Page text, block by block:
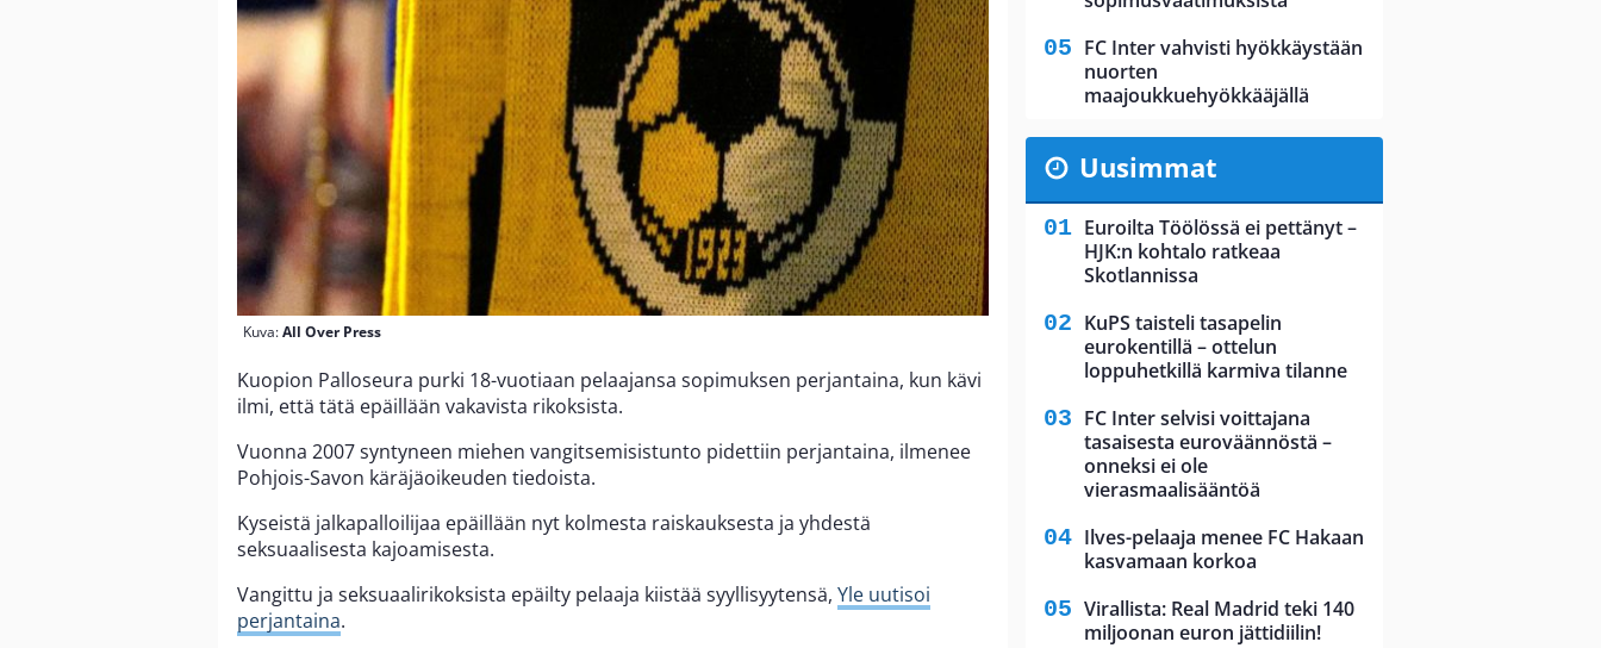
Kuva:All Over Press
Kuopion Palloseura purki 18-vuotiaan pelaajansa sopimuksen perjantaina, kun kävi
ilmi, että tätä epäillään vakavista rikoksista.
Vuonna 2007 syntyneen miehen vangitsemisistunto pidettiin perjantaina, ilmenee
Pohjois-Savon käräjäoikeuden tiedoista.
Kyseistä jalkapalloilijaa epäillään nyt kolmesta raiskauksesta ja yhdestä
seksuaalisesta kajoamisesta.
Vangittu ja seksuaalirikoksista epäilty pelaaja kiistää syyllisyytensä, Yle uutisoi
perjantaina.
FC Inter vahvisti hyökkäystään
nuorten
maajoukkuehyökkääjällä
Uusimmat
Euroilta Töölössä ei pettänyt –
HJK:n kohtalo ratkeaa
Skotlannissa
KuPS taisteli tasapelin
eurokentillä – ottelun
loppuhetkillä karmiva tilanne
FC Inter selvisi voittajana
tasaisesta euroväännöstä –
onneksi ei ole
vierasmaalisääntöä
Ilves-pelaaja menee FC Hakaan
kasvamaan korkoa
Virallista: Real Madrid teki 140
miljoonan euron jättidiilin!